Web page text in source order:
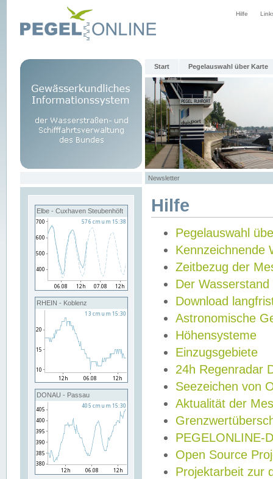
Hilfe
Start Pegelauswahl über Karte
Newsletter
Elbe - Cuxhaven Steubenhöft
RHEIN - Koblenz
DONAU - Passau
Hilfe
Pegelauswahl
Kennzeichnende
Zeitbezug der
Der Wasserstand
Download
Astronomische
Höhensysteme
Einzugsgebiete
24h Regenradar
Seezeichen von
Aktualität der
PEGELONLINE-
Open Source
Projektarbeit zur